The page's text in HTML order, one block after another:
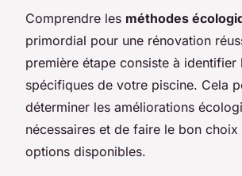
Comprendre les méthodes
primordial pour une rénovation
première étape consiste à identifier
spécifiques de votre piscine. Cela
déterminer les améliorations
nécessaires et de faire le bon
options disponibles.